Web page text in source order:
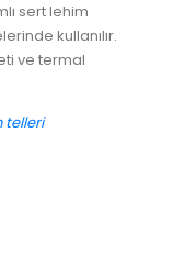
sert lehim
kullanılır.
ve termal
telleri